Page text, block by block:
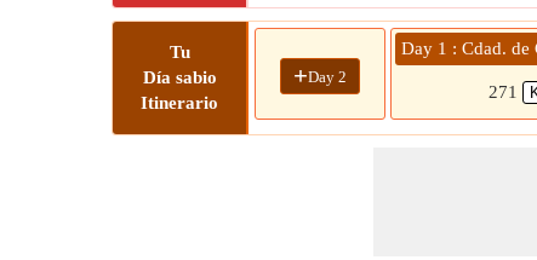
Tu
Día sabio
Itinerario
+Day 2
Day 1 : Cdad. de
271